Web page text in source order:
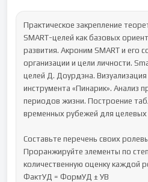
Практическое закрепление
SMART-целей как базовых
развития. Акроним SMART и его
организации и цели личности.
целей Д. Доурдэна.
инструмента «Пинарик». Анализ
периодов жизни. Построение
временных рубежей для целевых
Составьте перечень своих
Проранжируйте элементы по
количественную оценку каждой
ФактУД = ФормУД ± УВ